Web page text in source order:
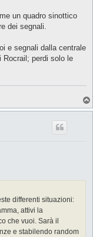
un quadro sinottico
dei segnali.
e segnali dalla centrale
Rocrail; perdi solo le
differenti situazioni:
attivi la
che vuoi. Sarà il
e stabilendo random